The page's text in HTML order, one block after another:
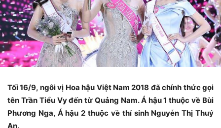
Tối 16/9, ngôi vị Hoa hậu Việt Nam 2018 đã chính thức gọi
tên Trần Tiểu Vy đến từ Quảng Nam. Á hậu 1 thuộc về Bùi
Phương Nga, Á hậu 2 thuộc về thí sinh Nguyễn Thị Thuý
An.